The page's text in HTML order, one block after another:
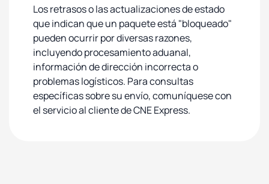
Los retrasos o las actualizaciones de estado
que indican que un paquete está "bloqueado"
pueden ocurrir por diversas razones,
incluyendo procesamiento aduanal,
información de dirección incorrecta o
problemas logísticos. Para consultas
específicas sobre su envío, comuníquese con
el servicio al cliente de CNE Express.